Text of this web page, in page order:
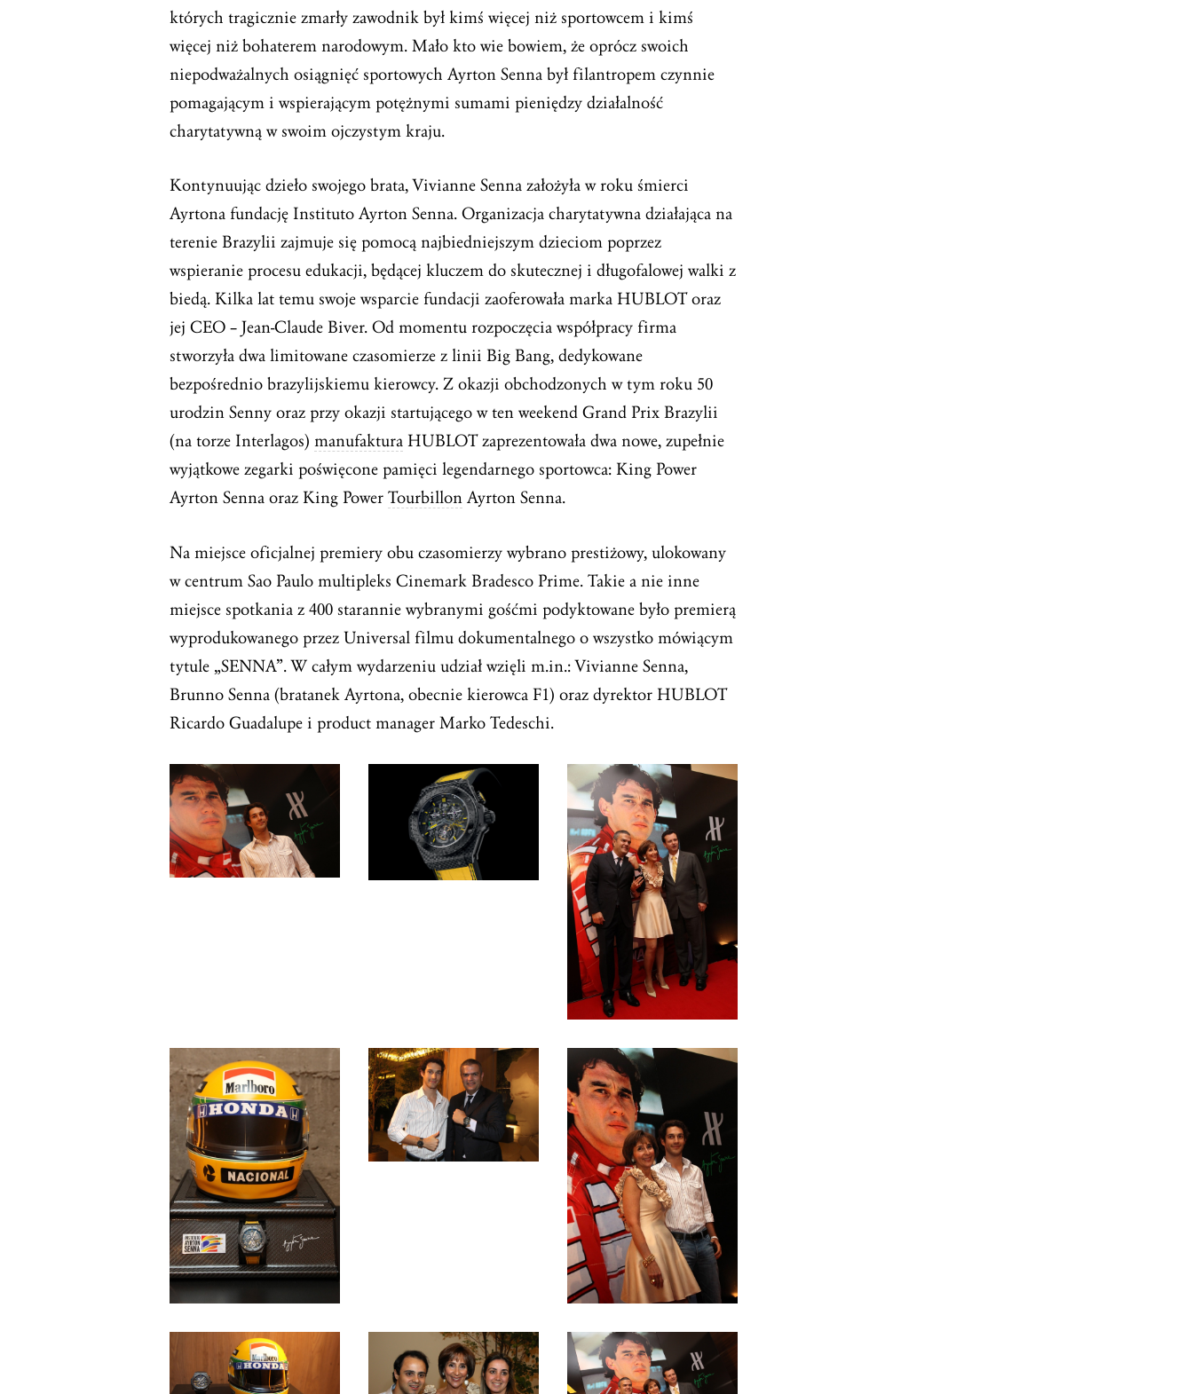
których tragicznie zmarły zawodnik był kimś więcej niż sportowcem i kimś
więcej niż bohaterem narodowym. Mało kto wie bowiem, że oprócz swoich
niepodważalnych osiągnięć sportowych Ayrton Senna był filantropem czynnie
pomagającym i wspierającym potężnymi sumami pieniędzy działalność
charytatywną w swoim ojczystym kraju.
Kontynuując dzieło swojego brata, Vivianne Senna założyła w roku śmierci
Ayrtona fundację Instituto Ayrton Senna. Organizacja charytatywna działająca na
terenie Brazylii zajmuje się pomocą najbiedniejszym dzieciom poprzez
wspieranie procesu edukacji, będącej kluczem do skutecznej i długofalowej walki z
biedą. Kilka lat temu swoje wsparcie fundacji zaoferowała marka HUBLOT oraz
jej CEO – Jean-Claude Biver. Od momentu rozpoczęcia współpracy firma
stworzyła dwa limitowane czasomierze z linii Big Bang, dedykowane
bezpośrednio brazylijskiemu kierowcy. Z okazji obchodzonych w tym roku 50
urodzin Senny oraz przy okazji startującego w ten weekend Grand Prix Brazylii
(na torze Interlagos) manufaktura HUBLOT zaprezentowała dwa nowe, zupełnie
wyjątkowe zegarki poświęcone pamięci legendarnego sportowca: King Power
Ayrton Senna oraz King Power Tourbillon Ayrton Senna.
Na miejsce oficjalnej premiery obu czasomierzy wybrano prestiżowy, ulokowany
w centrum Sao Paulo multipleks Cinemark Bradesco Prime. Takie a nie inne
miejsce spotkania z 400 starannie wybranymi gośćmi podyktowane było premierą
wyprodukowanego przez Universal filmu dokumentalnego o wszystko mówiącym
tytule „SENNA”. W całym wydarzeniu udział wzięli m.in.: Vivianne Senna,
Brunno Senna (bratanek Ayrtona, obecnie kierowca F1) oraz dyrektor HUBLOT
Ricardo Guadalupe i product manager Marko Tedeschi.